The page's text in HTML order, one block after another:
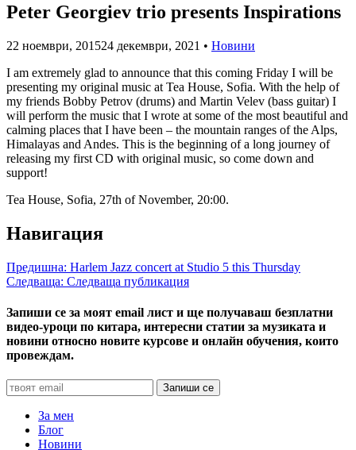
Peter Georgiev trio presents Inspirations
22 ноември, 201524 декември, 2021 • Новини
I am extremely glad to announce that this coming Friday I will be
presenting my original music at Tea House, Sofia. With the help of
my friends Bobby Petrov (drums) and Martin Velev (bass guitar) I
will perform the music that I wrote at some of the most beautiful and
calming places that I have been – the mountain ranges of the Alps,
Himalayas and Andes. This is the beginning of a long journey of
releasing my first CD with original music, so come down and
support!
Tea House, Sofia, 27th of November, 20:00.
Навигация
Предишна: Harlem Jazz concert at Studio 5 this Thursday
Следваща: Следваща публикация
Запиши се за моят email лист и ще получаваш безплатни
видео-уроци по китара, интересни статии за музиката и
новини относно новите курсове и онлайн обучения, които
провеждам.
За мен
Блог
Новини